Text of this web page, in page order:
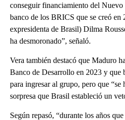
conseguir financiamiento del
banco de los BRICS que se creó
expresidenta de Brasil) Dilma
ha desmoronado”, señaló.
Vera también destacó que Maduro
Banco de Desarrollo en 2023 y que
para ingresar al grupo, pero que “se
sorpresa que Brasil estableció un
Según repasó, “durante los años